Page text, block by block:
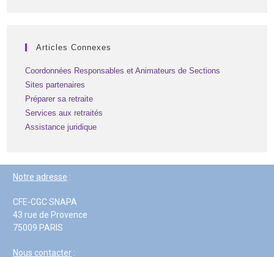
Articles Connexes
Coordonnées Responsables et Animateurs de Sections
Sites partenaires
Préparer sa retraite
Services aux retraités
Assistance juridique
Notre adresse :
CFE-CGC SNAPA
43 rue de Provence
75009 PARIS
Nous contacter :